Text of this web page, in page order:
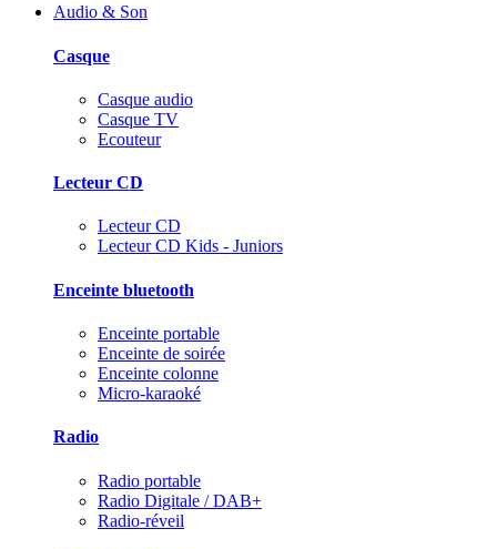
Audio & Son
Casque
Casque audio
Casque TV
Ecouteur
Lecteur CD
Lecteur CD
Lecteur CD Kids - Juniors
Enceinte bluetooth
Enceinte portable
Enceinte de soirée
Enceinte colonne
Micro-karaoké
Radio
Radio portable
Radio Digitale / DAB+
Radio-réveil